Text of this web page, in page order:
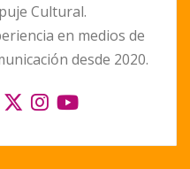
Cultural.
en medios de
desde 2020.